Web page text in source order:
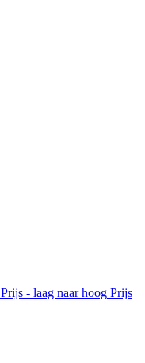
Prijs - laag naar hoog Prijs